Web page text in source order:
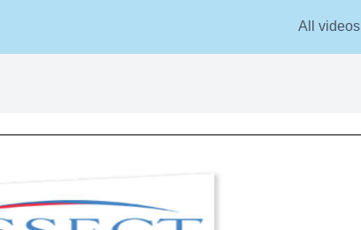
All videos